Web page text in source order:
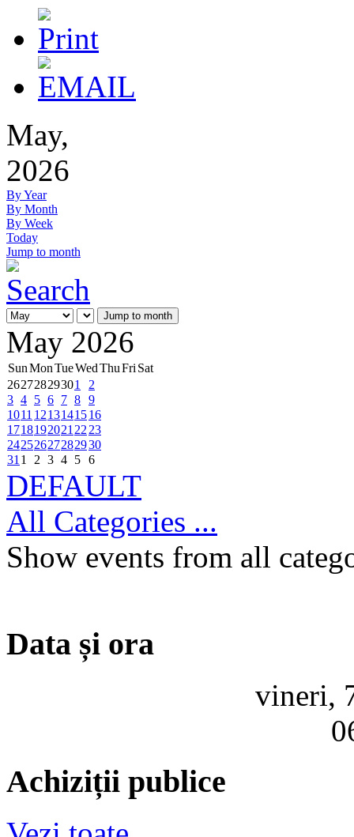
May,
2026
By Year
By Month
By Week
Today
Jump to month
Jump to month
May 2026
SunMonTueWedThuFri Sat
26272829301
2
3 4 5 6 7 8 9
1011 1213141516
1718192021 22 23
24252627282930
31 1 2 3 4 5 6
DEFAULT
All Categories ...
Show events from all
Data și ora
vineri,
Achiziții publice